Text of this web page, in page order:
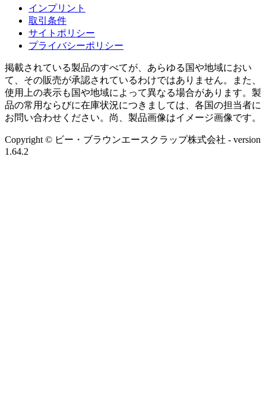
インプリント
取引条件
サイトポリシー
プライバシーポリシー
掲載されている製品のすべてが、あらゆる国や地域におい
て、その販売が承認されているわけではありません。また、
使用上の表示も国や地域によって異なる場合があります。製
品の常用ならびに在庫状況につきましては、各国の担当者に
お問い合わせください。尚、製品画像はイメージ画像です。
Copyright © ビー・ブラウンエースクラップ株式会社 - version
1.64.2